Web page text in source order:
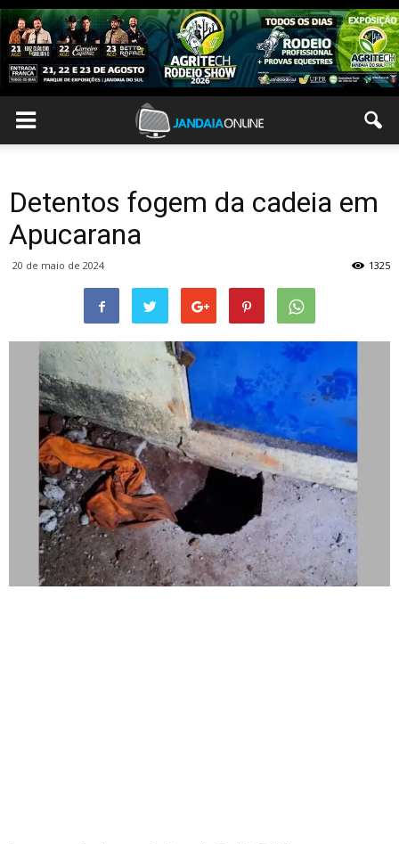
Detentos fogem da cadeia em
Apucarana
20 de maio de 2024 1325